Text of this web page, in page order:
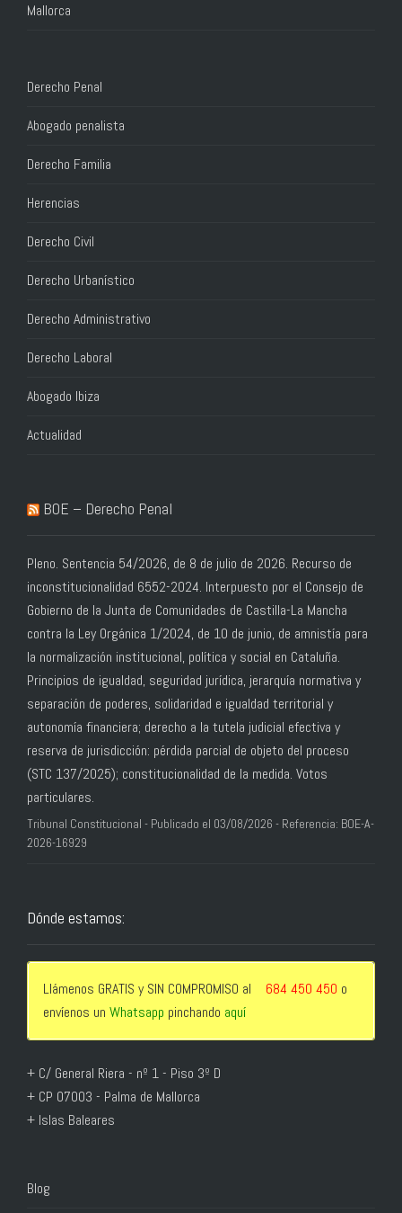
Mallorca
Derecho Penal
Abogado penalista
Derecho Familia
Herencias
Derecho Civil
Derecho Urbanístico
Derecho Administrativo
Derecho Laboral
Abogado Ibiza
Actualidad
BOE – Derecho Penal
Pleno. Sentencia 54/2026, de 8 de julio de 2026. Recurso de
inconstitucionalidad 6552-2024. Interpuesto por el Consejo de
Gobierno de la Junta de Comunidades de Castilla-La Mancha
contra la Ley Orgánica 1/2024, de 10 de junio, de amnistía para
la normalización institucional, política y social en Cataluña.
Principios de igualdad, seguridad jurídica, jerarquía normativa y
separación de poderes, solidaridad e igualdad territorial y
autonomía financiera; derecho a la tutela judicial efectiva y
reserva de jurisdicción: pérdida parcial de objeto del proceso
(STC 137/2025); constitucionalidad de la medida. Votos
particulares.
Tribunal Constitucional - Publicado el 03/08/2026 - Referencia: BOE-A-
2026-16929
Dónde estamos:
Llámenos GRATIS y SIN COMPROMISO al 684 450 450 o
envíenos un Whatsapp pinchando aquí
+ C/ General Riera - nº 1 - Piso 3º D
+ CP 07003 - Palma de Mallorca
+ Islas Baleares
Blog